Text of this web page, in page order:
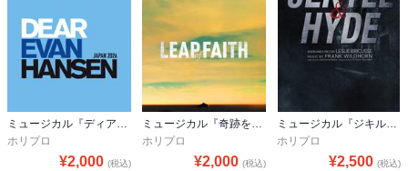
ホリプロ
¥2,000 (税込)
ホリプロ
¥2,000 (税込)
ホリプロ
¥2,500 (税込)